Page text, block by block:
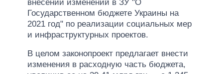
внесении изменений в ЗУ "О
Государственном бюджете Украины на
2021 год" по реализации социальных мер
и инфраструктурных проектов.
В целом законопроект предлагает внести
изменения в расходную часть бюджета,